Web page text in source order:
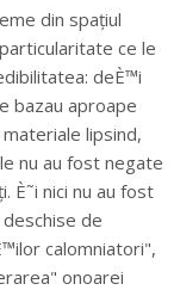
din spațiul
ce le
deÈ™i
bazau aproape
lipsind,
nu au fost negate
È˜i nici nu au fost
de
calomniatori",
onoarei